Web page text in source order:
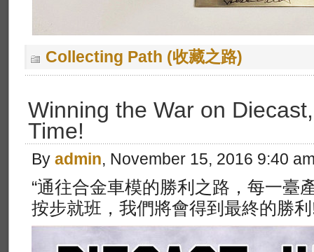
Collecting Path (收藏之路)
Winning the War on
Time!
By admin, November 15, 2016 9:40
“通往合金車模的勝利之路，每一臺
按步就班，我們將會得到最終的勝利